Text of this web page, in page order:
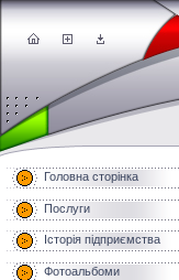
Головна сторінка
Послуги
Історія підприємства
Фотоальбоми